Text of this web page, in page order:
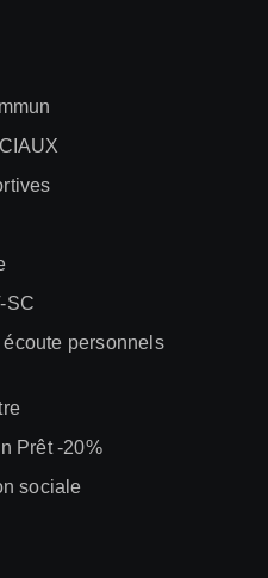
SC
écoute personnels
Prêt -20%
sociale